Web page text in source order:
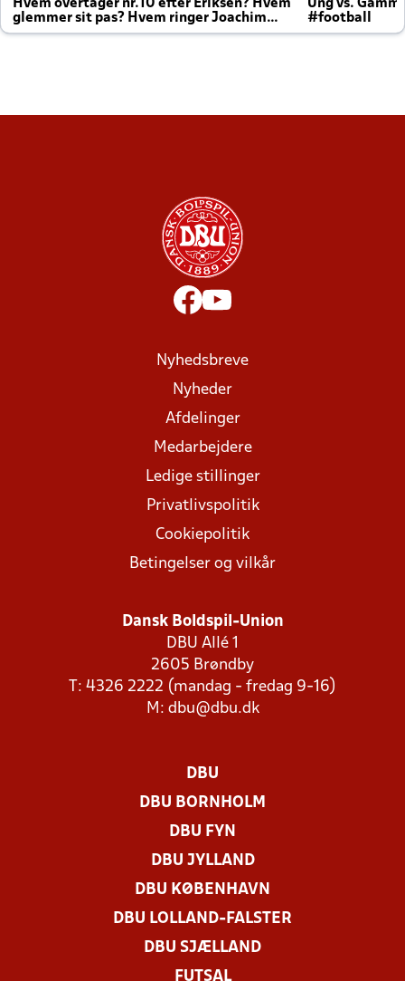
Hvem overtager nr.10 efter Eriksen? Hvem
glemmer sit pas? Hvem ringer Joachim
altid til efter kampe?
Ung vs.
#football
Nyhedsbreve
Nyheder
Afdelinger
Medarbejdere
Ledige stillinger
Privatlivspolitik
Cookiepolitik
Betingelser og vilkår
Dansk Boldspil-Union
DBU Allé 1
2605 Brøndby
T: 4326 2222 (mandag - fredag 9-16)
M: dbu@dbu.dk
DBU
DBU BORNHOLM
DBU FYN
DBU JYLLAND
DBU KØBENHAVN
DBU LOLLAND-FALSTER
DBU SJÆLLAND
FUTSAL